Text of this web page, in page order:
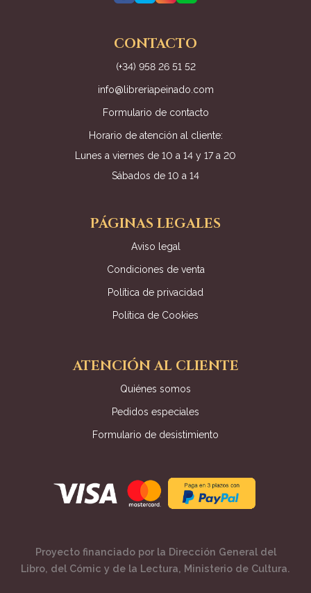
CONTACTO
(+34) 958 26 51 52
info@libreriapeinado.com
Formulario de contacto
Horario de atención al cliente:
Lunes a viernes de 10 a 14 y 17 a 20
Sábados de 10 a 14
PÁGINAS LEGALES
Aviso legal
Condiciones de venta
Política de privacidad
Política de Cookies
ATENCIÓN AL CLIENTE
Quiénes somos
Pedidos especiales
Formulario de desistimiento
Proyecto financiado por la Dirección General del
Libro, del Cómic y de la Lectura, Ministerio de Cultura.